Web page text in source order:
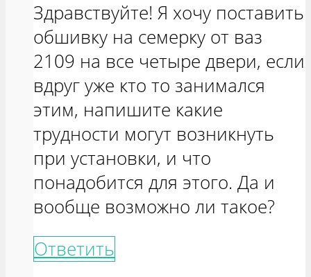
Здравствуйте! Я хочу поставить
обшивку на семерку от ваз
2109 на все четыре двери, если
вдруг уже кто то занимался
этим, напишите какие
трудности могут возникнуть
при установки, и что
понадобится для этого. Да и
вообще возможно ли такое?
Ответить